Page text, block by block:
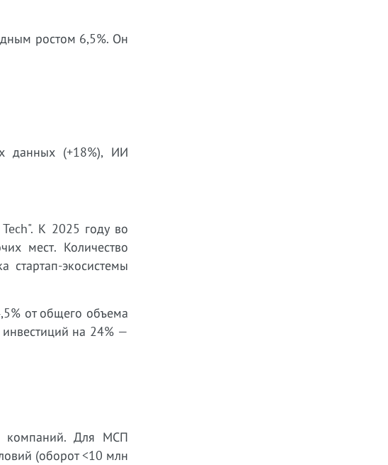
ростом 6,5%. Он
данных (+18%), ИИ
К 2025 году во
мест. Количество
экосистемы
от общего объема
на 24% —
компаний. Для МСП
(оборот <10 млн